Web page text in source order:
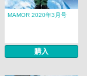
MAMOR 2020年3月号
購入